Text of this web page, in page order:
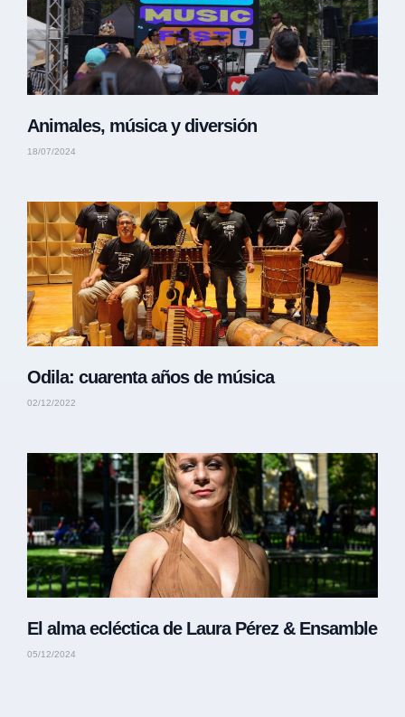
Animales, música y diversión
18/07/2024
Odila: cuarenta años de música
02/12/2022
El alma ecléctica de Laura Pérez & Ensamble
05/12/2024